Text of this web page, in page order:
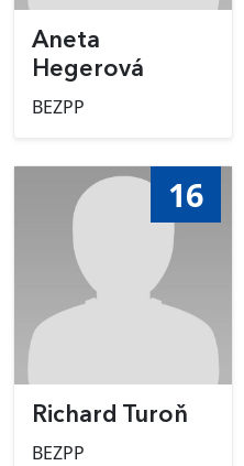
Aneta
Hegerová
BEZPP
16
Richard Turoň
BEZPP